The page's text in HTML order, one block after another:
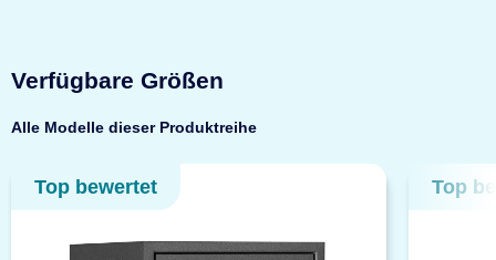
Verfügbare Größen
Alle Modelle dieser Produktreihe
Top bewertet Top